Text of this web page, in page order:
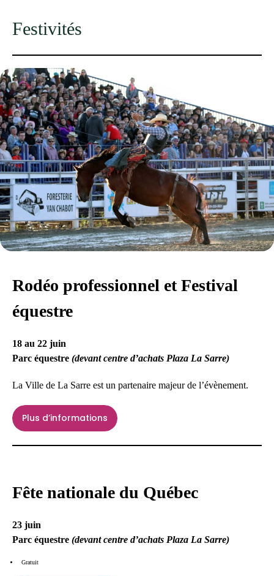
Festivités
Rodéo professionnel et Festival
équestre
18 au 22 juin
Parc équestre (devant centre d’achats Plaza La Sarre)
La Ville de La Sarre est un partenaire majeur de l’évènement.
Plus d’informations
Fête nationale du Québec
23 juin
Parc équestre (devant centre d’achats Plaza La Sarre)
Gratuit